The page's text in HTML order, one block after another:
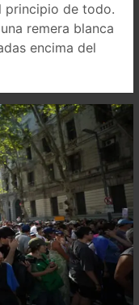
principio de todo.
remera blanca
encima del